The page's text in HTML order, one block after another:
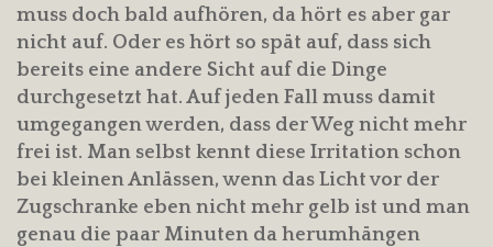
muss doch bald aufhören, da hört es aber gar
nicht auf. Oder es hört so spät auf, dass sich
bereits eine andere Sicht auf die Dinge
durchgesetzt hat. Auf jeden Fall muss damit
umgegangen werden, dass der Weg nicht mehr
frei ist. Man selbst kennt diese Irritation schon
bei kleinen Anlässen, wenn das Licht vor der
Zugschranke eben nicht mehr gelb ist und man
genau die paar Minuten da herumhängen